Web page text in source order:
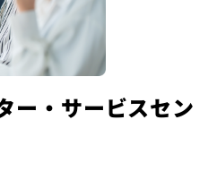
ー・サービスセン